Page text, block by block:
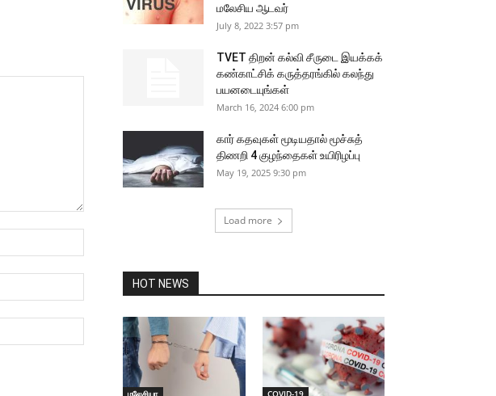
மலேசிய ஆடவர்
July 8, 2022 3:57 pm
TVET திறன் கல்வி சீருடை இயக்கக்
கண்காட்சிக் கருத்தரங்கில் கலந்து
பயனடையுங்கள்
March 16, 2024 6:00 pm
கார் கதவுகள் மூடியதால் மூச்சுத்
திணறி 4 குழந்தைகள் உயிரிழப்பு
May 19, 2025 9:30 pm
Load more
HOT NEWS
மலேசியா COVID-19